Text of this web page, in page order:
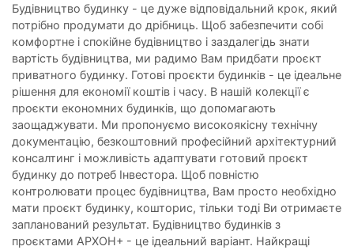
Будівництво будинку - це дуже відповідальний крок, який
потрібно продумати до дрібниць. Щоб забезпечити собі
комфортне і спокійне будівництво і заздалегідь знати
вартість будівництва, ми радимо Вам придбати проєкт
приватного будинку. Готові проєкти будинків - це ідеальне
рішення для економії коштів і часу. В нашій колекції є
проєкти економних будинків, що допомагають
заощаджувати. Ми пропонуємо високоякісну технічну
документацію, безкоштовний професійний архітектурний
консалтинг і можливість адаптувати готовий проєкт
будинку до потреб Інвестора. Щоб повністю
контролювати процес будівництва, Вам просто необхідно
мати проєкт будинку, кошторис, тільки тоді Ви отримаєте
запланований результат. Будівництво будинків з
проєктами АРХОН+ - це ідеальний варіант. Найкращі